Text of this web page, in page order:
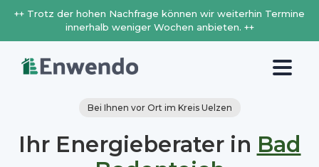
++ Trotz der hohen Nachfrage können wir weiterhin Termine
innerhalb weniger Wochen anbieten. ++
Bei Ihnen vor Ort im Kreis Uelzen
Ihr Energieberater in Bad